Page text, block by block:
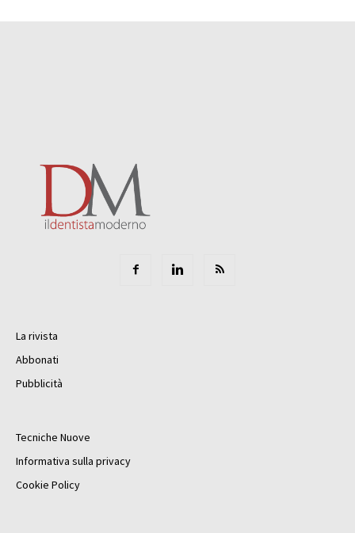
La rivista
Abbonati
Pubblicità
Tecniche Nuove
Informativa sulla privacy
Cookie Policy